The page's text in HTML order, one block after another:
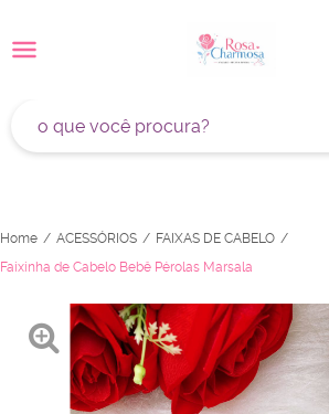
Home ACESSÓRIOS
FAIXAS DE CABELO
Faixinha de Cabelo Bebê Pérolas Marsala